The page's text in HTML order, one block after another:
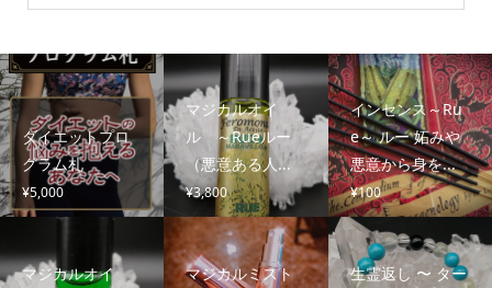
ダイエットプロ
グラム札
¥5,000
マジカルオイ
ル ～Rueルー
（悪意ある人...
¥3,800
インセンス～Ru
e～ ルー 妬みや
悪意から身を...
¥100
マジカルオイ
マジカルミスト
生霊返し 〜 ター